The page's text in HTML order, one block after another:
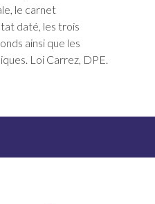
le carnet
daté, les trois
ainsi que les
Loi Carrez, DPE.